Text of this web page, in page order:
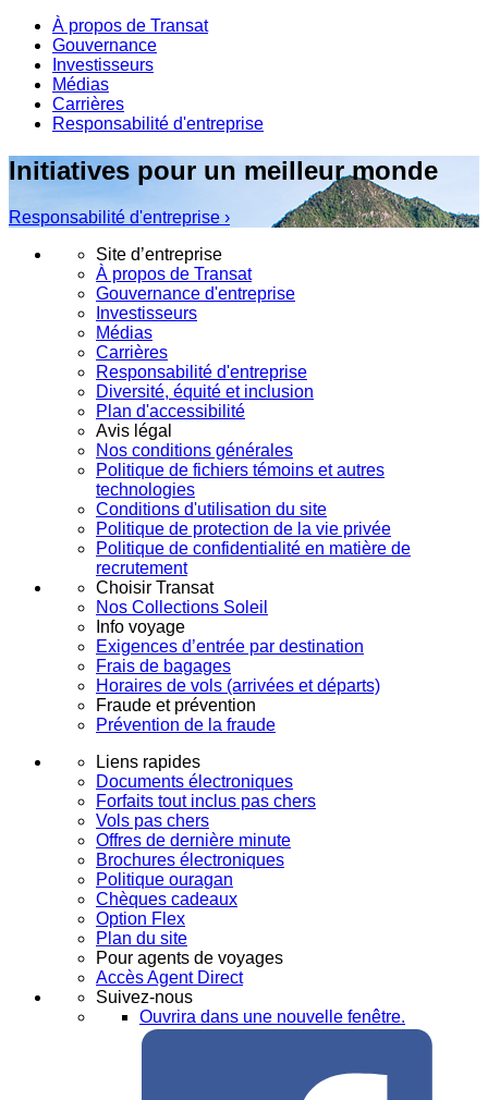
À propos de Transat
Gouvernance
Investisseurs
Médias
Carrières
Responsabilité d'entreprise
Initiatives pour un meilleur monde
Responsabilité d'entreprise ›
Site d’entreprise
À propos de Transat
Gouvernance d'entreprise
Investisseurs
Médias
Carrières
Responsabilité d'entreprise
Diversité, équité et inclusion
Plan d'accessibilité
Avis légal
Nos conditions générales
Politique de fichiers témoins et autres
technologies
Conditions d'utilisation du site
Politique de protection de la vie privée
Politique de confidentialité en matière de
recrutement
Choisir Transat
Nos Collections Soleil
Info voyage
Exigences d’entrée par destination
Frais de bagages
Horaires de vols (arrivées et départs)
Fraude et prévention
Prévention de la fraude
Liens rapides
Documents électroniques
Forfaits tout inclus pas chers
Vols pas chers
Offres de dernière minute
Brochures électroniques
Politique ouragan
Chèques cadeaux
Option Flex
Plan du site
Pour agents de voyages
Accès Agent Direct
Suivez-nous
Ouvrira dans une nouvelle fenêtre.